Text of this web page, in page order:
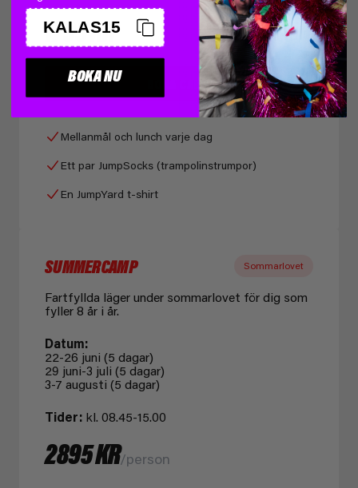
1795 KR/person
BOKA CAMP
Mellanmål och lunch varje dag
Ett par JumpSocks (trampolinstrumpor)
En JumpYard t-shirt
SUMMERCAMP Sommarlovet
Fartfyllda läger under sommarlovet för dig som
fyller 8 år i år.
Datum:
22-26 juni (5 dagar)
29 juni-3 juli (5 dagar)
3-7 augusti (5 dagar)
Tider: kl. 08.45-15.00
2895 KR/person
KALAS15
BOKA NU